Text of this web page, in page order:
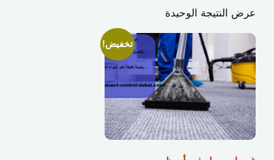
عرض النتيجة الوحيدة
تخفيض!